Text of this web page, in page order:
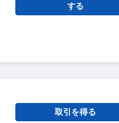
する
取引を得る